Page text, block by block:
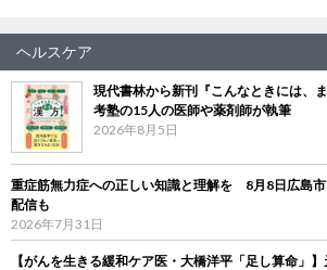
ヘルスケア
現代書林から新刊『こんなときには、
考塾の15人の医師や薬剤師が執筆
2026年8月5日
重症筋無力症への正しい知識と理解を 8月8日広島
配信も
2026年7月31日
【がんを生きる緩和ケア医・大橋洋平「足し算命」